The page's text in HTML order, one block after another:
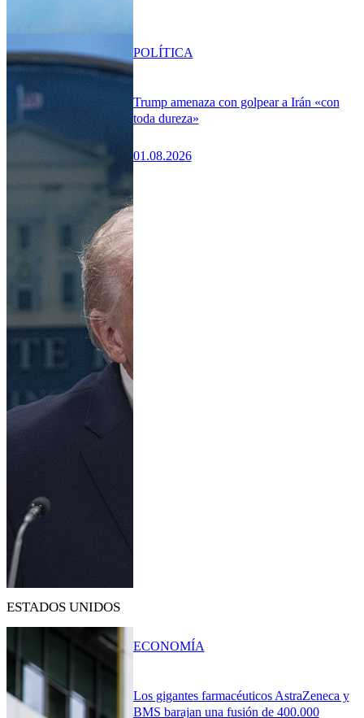
Trump amenaza con golpear a Irán «con
toda dureza»
01.08.2026
POLÍTICA
ESTADOS UNIDOS
Los gigantes farmacéuticos AstraZeneca y
BMS barajan una fusión de 400.000
ECONOMÍA